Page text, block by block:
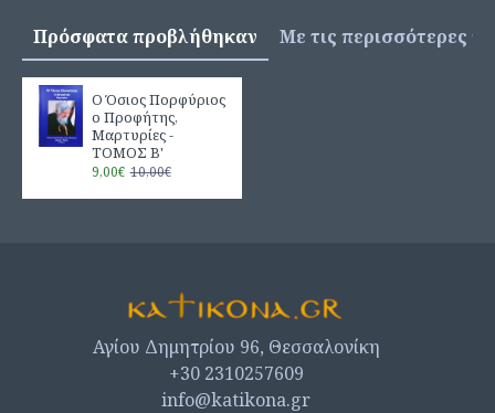
Πρόσφατα προβλήθηκαν Με τις περισσότερες
Ο Όσιος Πορφύριος
ο Προφήτης,
Μαρτυρίες -
ΤΟΜΟΣ Β'
9,00€ 10,00€
Αγίου Δημητρίου 96, Θεσσαλονίκη
+30 2310257609
info@katikona.gr